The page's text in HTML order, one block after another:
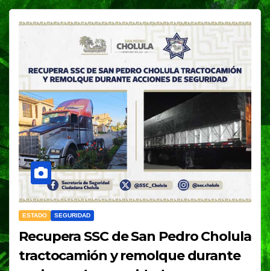
ESTADO SEGURIDAD
Recupera SSC de San Pedro Cholula
tractocamión y remolque durante